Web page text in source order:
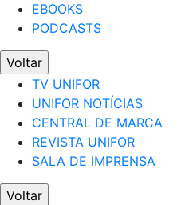
EBOOKS
PODCASTS
Voltar
TV UNIFOR
UNIFOR NOTÍCIAS
CENTRAL DE MARCA
REVISTA UNIFOR
SALA DE IMPRENSA
Voltar